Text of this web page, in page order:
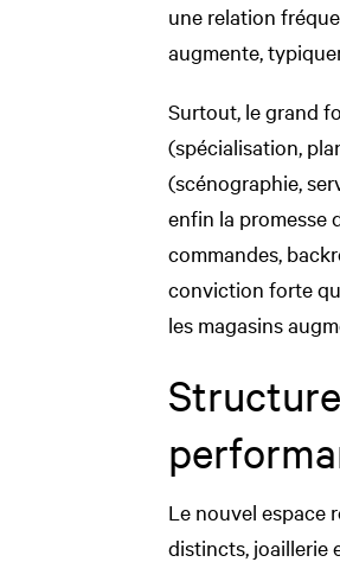
une relation
augmente,
Surtout, le grand
(spécialisation,
(scénographie,
enfin la promesse
commandes,
conviction forte
les magasins
Le nouvel espace
distincts, joaillerie